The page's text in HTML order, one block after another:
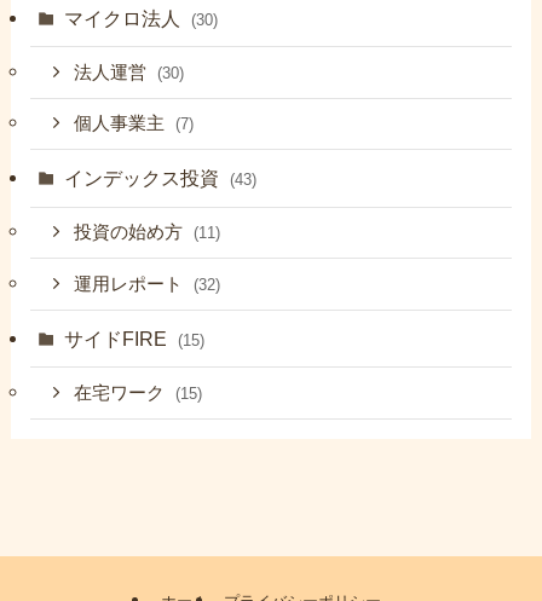
マイクロ法人 (30)
法人運営 (30)
個人事業主 (7)
インデックス投資 (43)
投資の始め方 (11)
運用レポート (32)
サイドFIRE (15)
在宅ワーク (15)